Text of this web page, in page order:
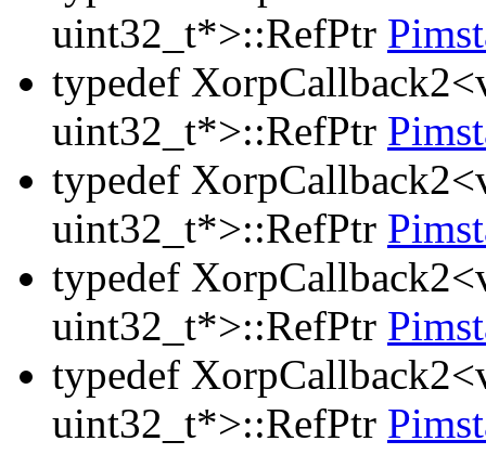
uint32_t*>::RefPtr
typedef
uint32_t*>::RefPtr
typedef
uint32_t*>::RefPtr
typedef
uint32_t*>::RefPtr
typedef
uint32_t*>::RefPtr